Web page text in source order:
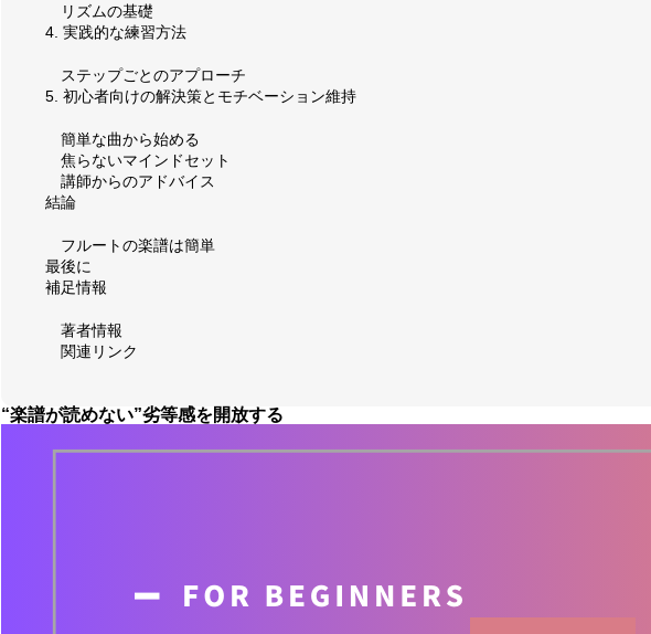
リズムの基礎
4. 実践的な練習方法
ステップごとのアプローチ
5. 初心者向けの解決策とモチベーション維持
簡単な曲から始める
焦らないマインドセット
講師からのアドバイス
結論
フルートの楽譜は簡単
最後に
補足情報
著者情報
関連リンク
“楽譜が読めない”劣等感を開放する